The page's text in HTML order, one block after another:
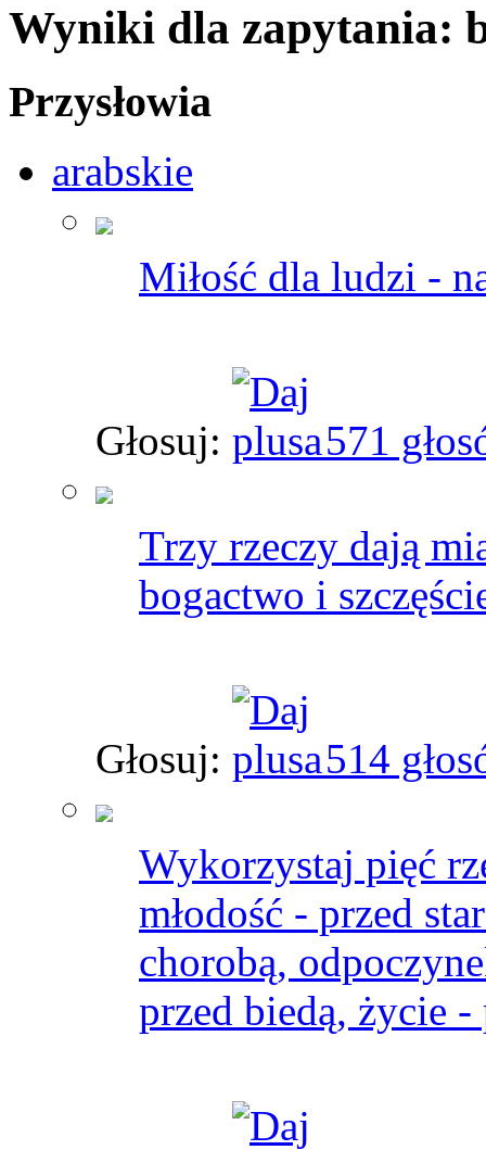
Wyniki dla zapytania:
Przysłowia
arabskie
Miłość dla ludzi -
Głosuj: 571
Trzy rzeczy dają
bogactwo i
Głosuj: 514
Wykorzystaj pięć
młodość - przed
chorobą,
przed biedą, życie -